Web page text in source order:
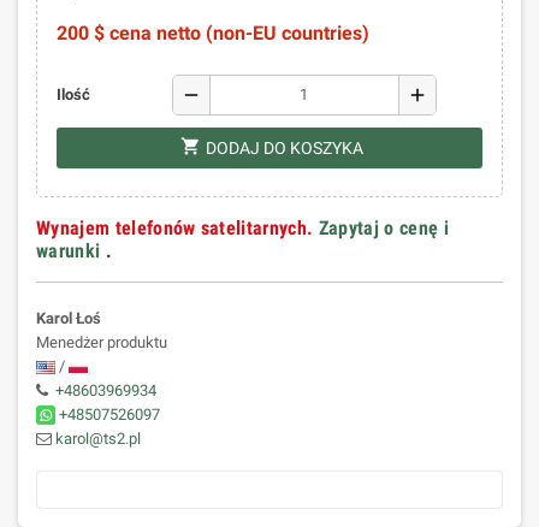
200 $ cena netto (non-EU countries)
Ilość remove add
shopping_cart DODAJ DO KOSZYKA
Wynajem telefonów satelitarnych. Zapytaj o cenę i
warunki .
Karol Łoś
Menedżer produktu
/
+48603969934
+48507526097
karol@ts2.pl